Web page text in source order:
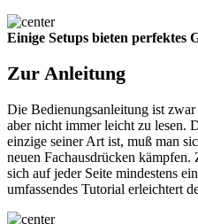
Einige Setups bieten perfektes
Zur Anleitung
Die Bedienungsanleitung ist
aber nicht immer leicht zu lesen.
einzige seiner Art ist, muß man
neuen Fachausdrücken kämpfen.
sich auf jeder Seite mindestens
umfassendes Tutorial erleichtert